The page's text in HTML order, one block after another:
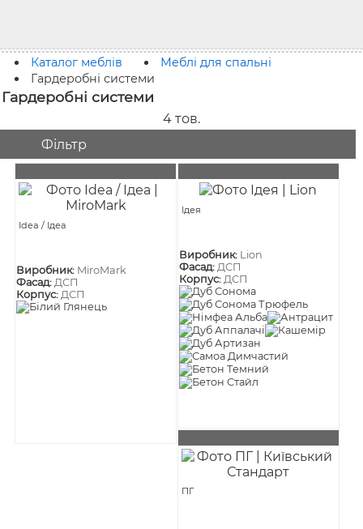
Каталог меблів
Меблі для спальні
Гардеробні системи
Гардеробні системи
4 тов.
Фільтр
Idea / Ідеа
Виробник: MiroMark
Фасад: ДСП
Корпус: ДСП
Ідея
Виробник: Lion
Фасад: ДСП
Корпус: ДСП
ПГ